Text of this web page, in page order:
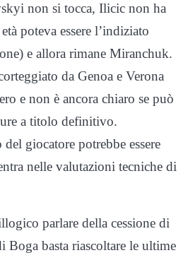
non si tocca, Ilicic non ha
poteva essere l’indiziato
e allora rimane Miranchuk.
da Genoa e Verona
e non è ancora chiaro se può
a titolo definitivo.
giocatore potrebbe essere
nelle valutazioni tecniche di
parlare della cessione di
basta riascoltare le ultime